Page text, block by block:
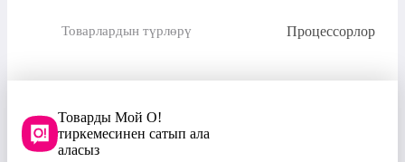
Товарлардын түрлөрү Процессорлор
Товарды Мой О!
тиркемесинен сатып ала
аласыз